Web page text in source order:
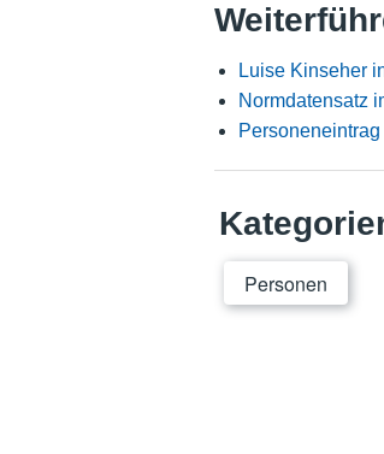
Luise Kinseher
Normdatensatz
Personen